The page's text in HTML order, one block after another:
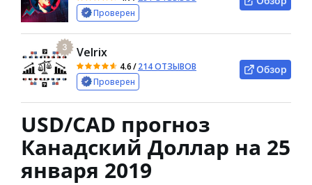
Проверен
3 Velrix
4.6/214 ОТЗЫВОВ
Проверен
Обзор
USD/CAD прогноз
Канадский Доллар на 25
января 2019